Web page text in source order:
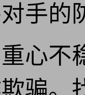
手的
心不
骗。